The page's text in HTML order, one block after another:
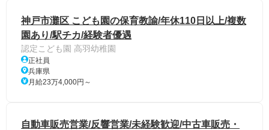
神戸市灘区 こども園の保育教諭/年休110日以上/複数
園あり/駅チカ/経験者優遇
認定こども園 高羽幼稚園
正社員
兵庫県
月給23万4,000円～
自動車販売営業/反響営業/未経験歓迎/中古車販売・